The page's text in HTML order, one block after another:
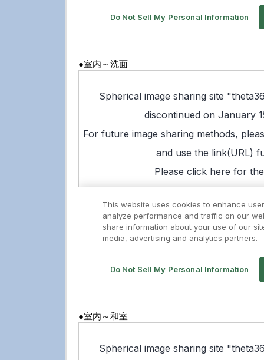
●室内～洗面
●室内～和室